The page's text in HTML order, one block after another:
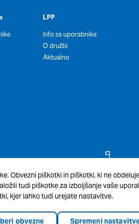
LPP
Info za uporabnike
O družbi
Aktualno
Obvezni piškotki in piškotki, ki ne
tudi piškotke za izboljšanje vaše
kjer lahko tudi urejate nastavitve.
obvezne Spremeni